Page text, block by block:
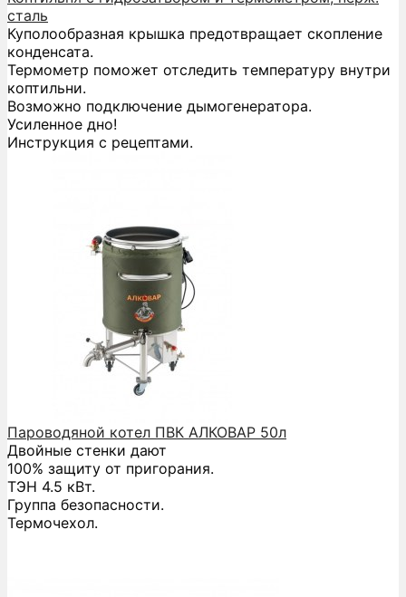
сталь
Куполообразная крышка предотвращает скопление
конденсата.
Термометр поможет отследить температуру внутри
коптильни.
Возможно подключение дымогенератора.
Усиленное дно!
Инструкция с рецептами.
Пароводяной котел ПВК АЛКОВАР 50л
Двойные стенки дают
100% защиту от пригорания.
ТЭН 4.5 кВт.
Группа безопасности.
Термочехол.